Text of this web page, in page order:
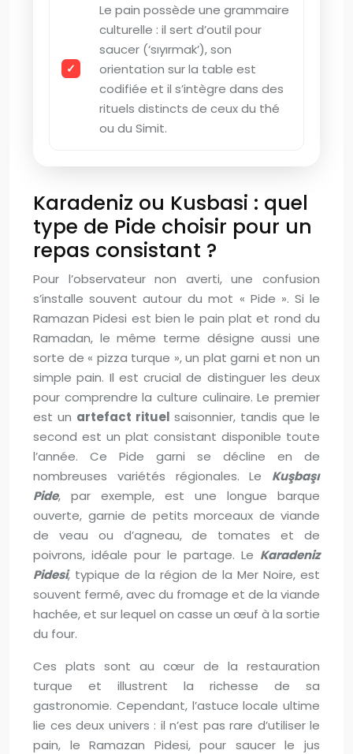
Le pain possède une grammaire
culturelle : il sert d’outil pour
saucer (‘sıyırmak’), son
orientation sur la table est
codifiée et il s’intègre dans des
rituels distincts de ceux du thé
ou du Simit.
Karadeniz ou Kusbasi : quel
type de Pide choisir pour un
repas consistant ?
Pour l’observateur non averti, une confusion
s’installe souvent autour du mot « Pide ». Si le
Ramazan Pidesi est bien le pain plat et rond du
Ramadan, le même terme désigne aussi une
sorte de « pizza turque », un plat garni et non un
simple pain. Il est crucial de distinguer les deux
pour comprendre la culture culinaire. Le premier
est un artefact rituel saisonnier, tandis que le
second est un plat consistant disponible toute
l’année. Ce Pide garni se décline en de
nombreuses variétés régionales. Le Kuşbaşı
Pide, par exemple, est une longue barque
ouverte, garnie de petits morceaux de viande
de veau ou d’agneau, de tomates et de
poivrons, idéale pour le partage. Le Karadeniz
Pidesi, typique de la région de la Mer Noire, est
souvent fermé, avec du fromage et de la viande
hachée, et sur lequel on casse un œuf à la sortie
du four.
Ces plats sont au cœur de la restauration
turque et illustrent la richesse de sa
gastronomie. Cependant, l’astuce locale ultime
lie ces deux univers : il n’est pas rare d’utiliser le
pain, le Ramazan Pidesi, pour saucer le jus